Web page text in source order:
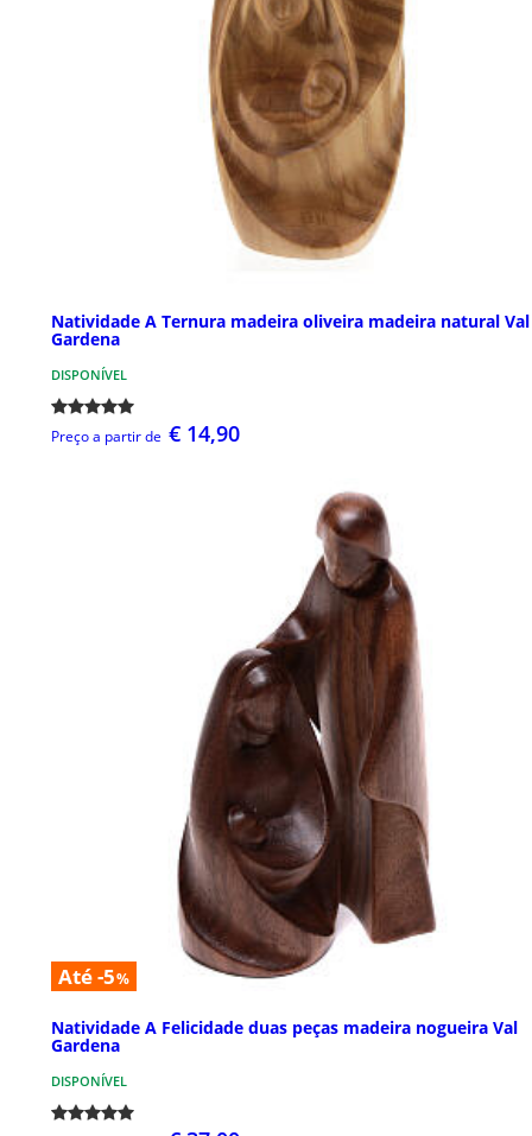
Natividade A Ternura madeira oliveira madeira natural Val
Gardena
DISPONÍVEL
Preço a partir de € 14,90
Até -5%
Natividade A Felicidade duas peças madeira nogueira Val
Gardena
DISPONÍVEL